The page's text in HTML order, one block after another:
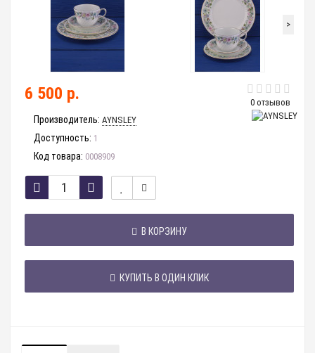
>
0 отзывов
6 500 р.
Производитель: AYNSLEY
Доступность: 1
Код товара: 0008909
В КОРЗИНУ
КУПИТЬ В ОДИН КЛИК